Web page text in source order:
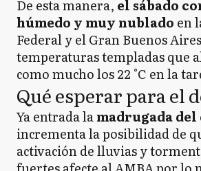
De esta manera, el sábado
húmedo y muy nublado en
Federal y el Gran Buenos
temperaturas templadas que
como mucho los 22 °C en la
Qué esperar para el
Ya entrada lamadrugada
incrementa la posibilidad de
activación de lluvias y